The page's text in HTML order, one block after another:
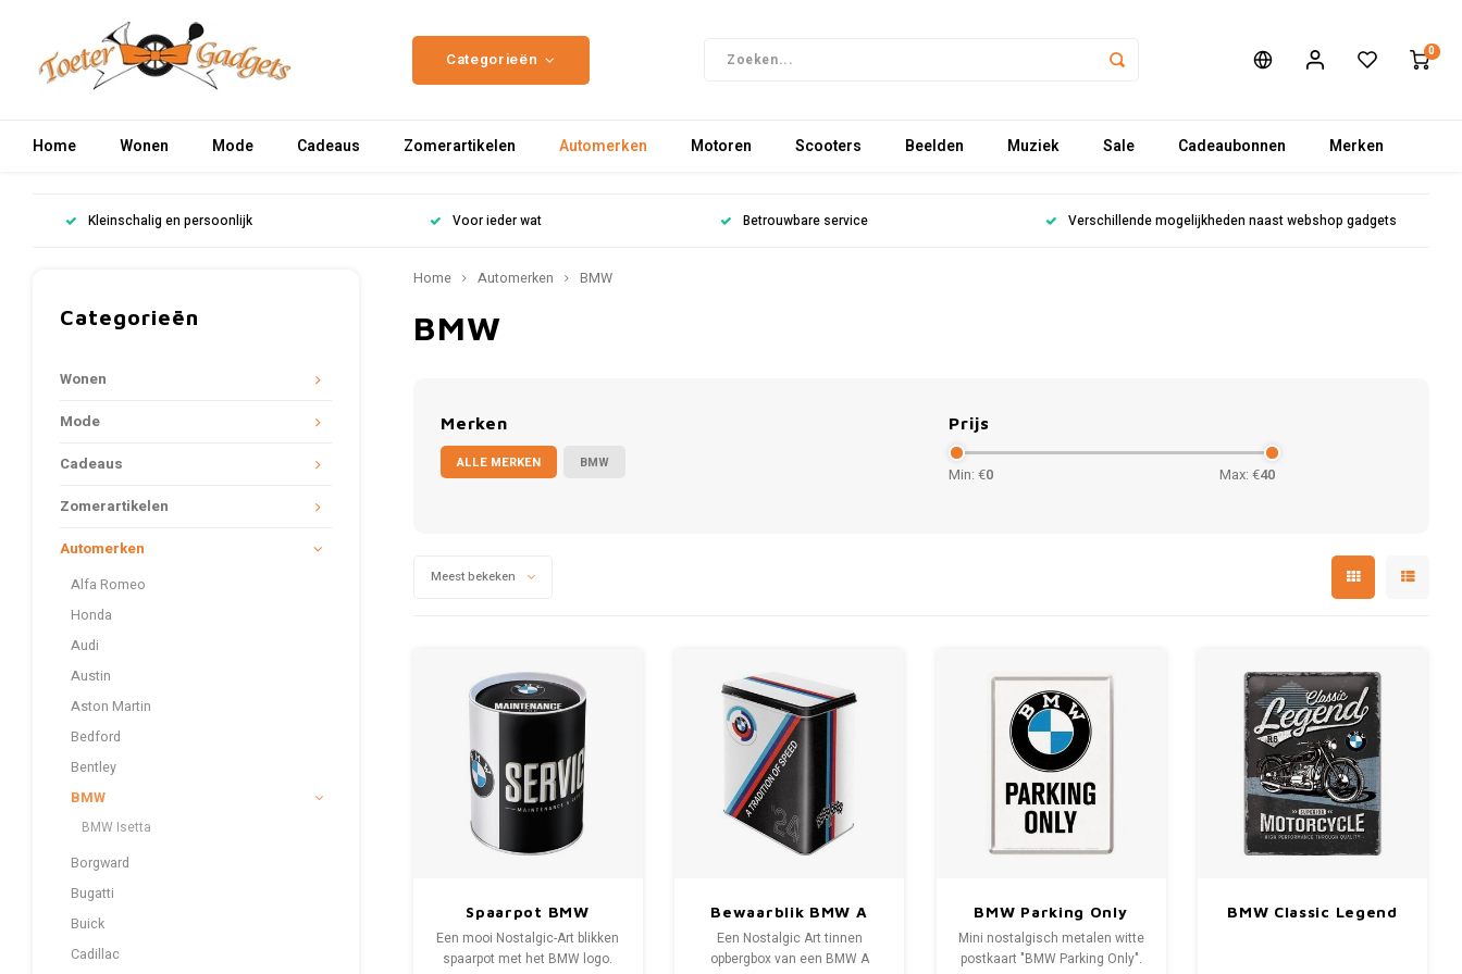
Categorieën 0
Home Wonen Mode Cadeaus Zomerartikelen Automerken Motoren Scooters Beelden Muziek Sale Cadeaubonnen Merken
Kleinschalig en persoonlijk Voor ieder wat Betrouwbare service Verschillende mogelijkheden naast webshop gadgets
Categorieën
Wonen
Mode
Cadeaus
Zomerartikelen
Automerken
Alfa Romeo
Honda
Audi
Austin
Aston Martin
Bedford
Bentley
BMW
BMW Isetta
Borgward
Bugatti
Buick
Cadillac
Home Automerken BMW
BMW
Merken
ALLE MERKEN BMW
Prijs
Min: €0 Max: €40
Meest bekeken
Spaarpot BMW
Service
Een mooi Nostalgic-Art blikken
spaarpot met het BMW logo.
Bewaarblik BMW A
Tradition of Speed
’24 L
Een Nostalgic Art tinnen
opbergbox van een BMW A
BMW Parking Only
White Metalen
Postcard 10x14 cm
Mini nostalgisch metalen witte
postkaart "BMW Parking Only".
BMW Classic Legend